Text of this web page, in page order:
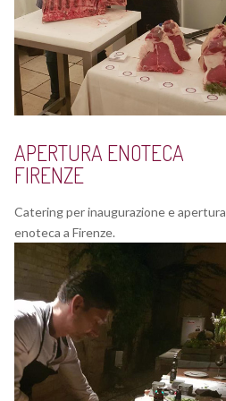
APERTURA ENOTECA
FIRENZE
Catering per inaugurazione e apertura
enoteca a Firenze.